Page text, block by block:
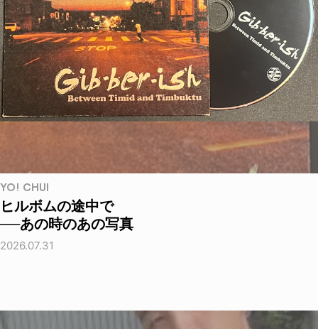
YO! CHUI
ヒルボムの途中で
──あの時のあの写真
2026.07.31